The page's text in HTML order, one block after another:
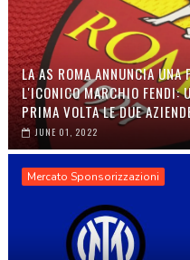
LA AS ROMA ANNUNCIA UNA
L'ICONICO MARCHIO FENDI:
PRIMA VOLTA LE DUE
JUNE 01, 2022
Mercato Sponsorizzazioni